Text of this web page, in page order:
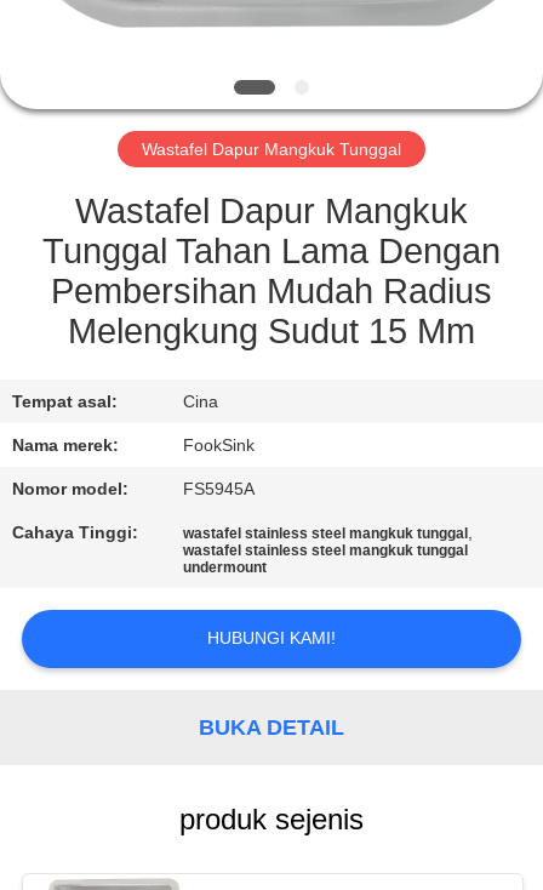
KUALITAS
HUBUNGI
KAMI
PERMINTAAN
PENAWARAN
SITEMAP
PRIVACY
POLICY
Wastafel Dapur Mangkuk Tunggal
Wastafel Dapur Mangkuk
Tunggal Tahan Lama Dengan
Pembersihan Mudah Radius
Melengkung Sudut 15 Mm
Tempat asal: Cina
Nama merek: FookSink
Nomor model: FS5945A
Cahaya Tinggi: wastafel stainless steel mangkuk tunggal ,
wastafel stainless steel mangkuk tunggal
undermount
HUBUNGI KAMI!
BUKA DETAIL
produk sejenis